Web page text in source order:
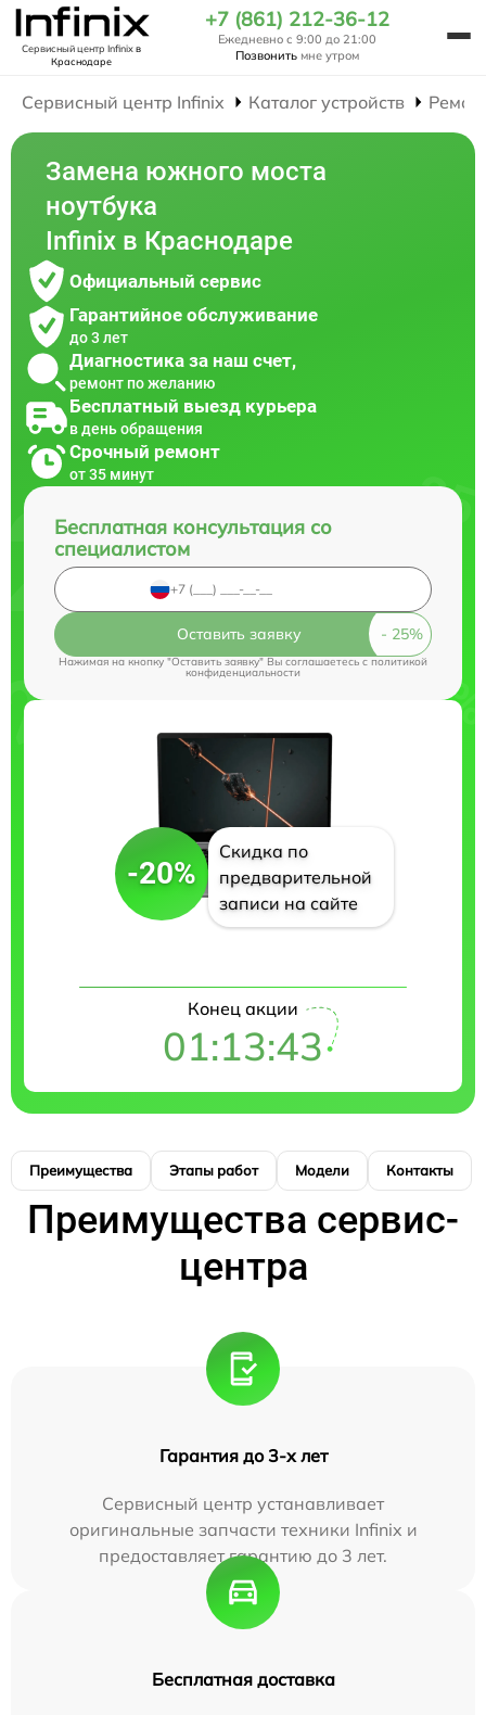
Сервисный центр Infinixв
Краснодаре
+7 (861) 212-36-12
Ежедневно с 9:00 до 21:00
Позвонить мне утром
Сервисный центр Infinix Каталог устройств
Замена южного моста
ноутбука
Infinix в Краснодаре
Официальный сервис
Гарантийное обслуживание
до 3 лет
Диагностика за наш счет,
ремонт по желанию
Бесплатный выезд курьера
в день обращения
Срочный ремонт
от 35 минут
Бесплатная консультация со
специалистом
Оставить заявку
Нажимая на кнопку "Оставить заявку" Вы соглашаетесь cполитикой
конфиденциальности
-20%
Скидка по
предварительной
записи на сайте
Конец акции
01:13:42
Преимущества Этапы работ Модели Контакты
Преимущества сервис-
центра
Гарантия до 3-х лет
Сервисный центр устанавливает
оригинальные запчасти техники Infinix и
предоставляет гарантию до 3 лет.
Бесплатная доставка